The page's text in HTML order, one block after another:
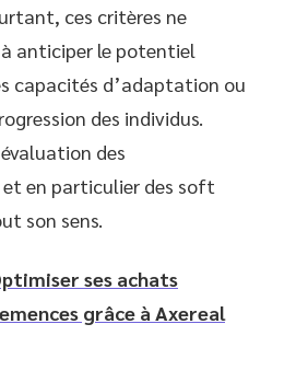
ces critères ne
anticiper le potentiel
capacités d’adaptation ou
des individus.
des
en particulier des soft
son sens.
ses achats
grâce à Axereal